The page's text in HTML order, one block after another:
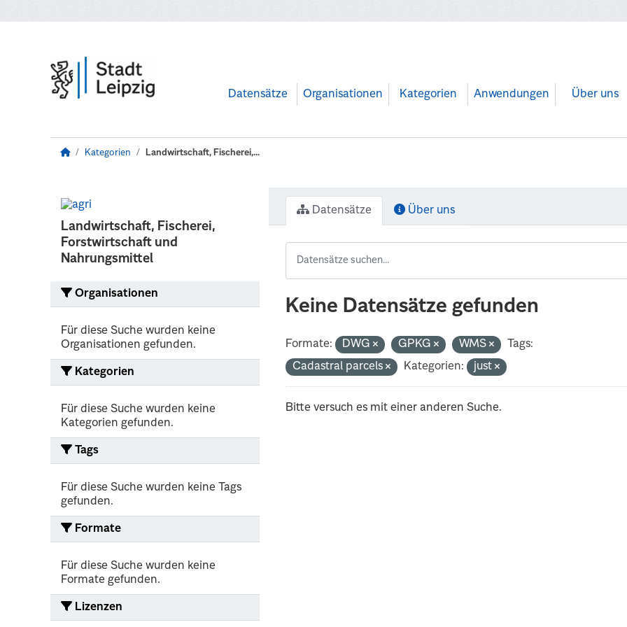
Datensätze Organisationen Kategorien Anwendungen Über uns
Kategorien Landwirtschaft, Fischerei,...
Landwirtschaft, Fischerei,
Forstwirtschaft und
Nahrungsmittel
Organisationen
Für diese Suche wurden keine
Organisationen gefunden.
Kategorien
Für diese Suche wurden keine
Kategorien gefunden.
Tags
Für diese Suche wurden keine Tags
gefunden.
Formate
Für diese Suche wurden keine
Formate gefunden.
Lizenzen
Datensätze Über uns
Keine Datensätze gefunden
Formate: DWG GPKG WMS
Tags:
Cadastral parcels
Kategorien: just
Bitte versuch es mit einer anderen Suche.